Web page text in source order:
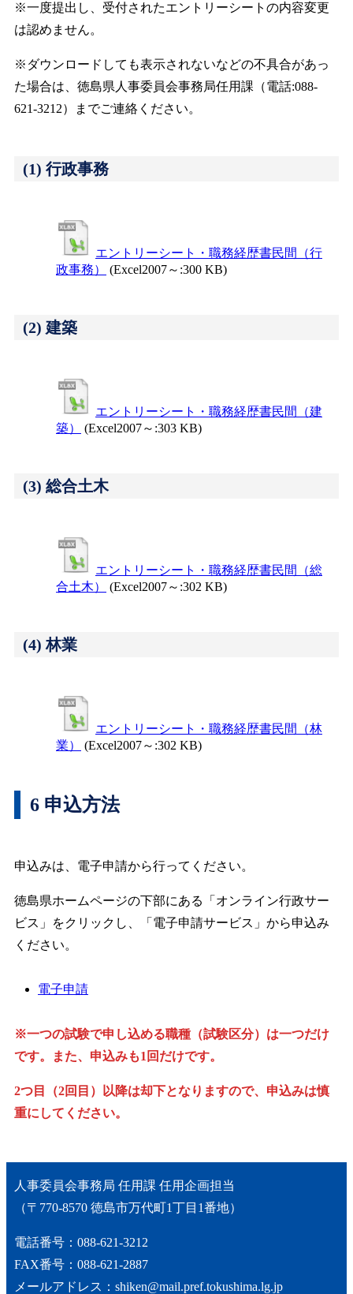
※一度提出し、受付されたエントリーシートの内容変更
は認めません。
※ダウンロードしても表示されないなどの不具合があっ
た場合は、徳島県人事委員会事務局任用課（電話:088-
621-3212）までご連絡ください。
(1) 行政事務
エントリーシート・職務経歴書民間（行
政事務）
(Excel2007～:300 KB)
(2) 建築
エントリーシート・職務経歴書民間（建
築）
(Excel2007～:303 KB)
(3) 総合土木
エントリーシート・職務経歴書民間（総
合土木）
(Excel2007～:302 KB)
(4) 林業
エントリーシート・職務経歴書民間（林
業）
(Excel2007～:302 KB)
6 申込方法
申込みは、電子申請から行ってください。
徳島県ホームページの下部にある「オンライン行政サー
ビス」をクリックし、「電子申請サービス」から申込み
ください。
電子申請
※一つの試験で申し込める職種（試験区分）は一つだけ
です。また、申込みも1回だけです。
2つ目（2回目）以降は却下となりますので、申込みは慎
重にしてください。
人事委員会事務局 任用課 任用企画担当
（〒770-8570 徳島市万代町1丁目1番地）
電話番号：088-621-3212
FAX番号：088-621-2887
メールアドレス：shiken@mail.pref.tokushima.lg.jp